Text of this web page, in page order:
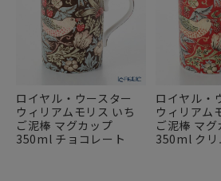
ロイヤル・ウースター
ウィリアムモリス いち
ご泥棒 マグカップ
350ml チョコレート
ロイヤル・
ウィリアム
ご泥棒 マグ
350ml クリ